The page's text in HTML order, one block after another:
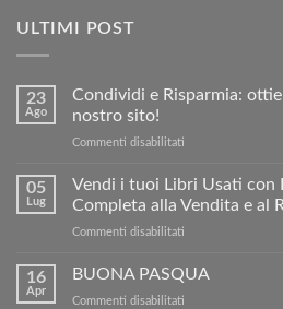
ULTIMI POST
23
Ago
Condividi e Risparmia:
nostro sito!
Commenti disabilitati
e
Risparmia:
sconto
05
Lug
Vendi i tuoi Libri Usati con
Completa alla Vendita e al
Commenti disabilitati
i
tuoi
16
Apr
BUONA PASQUA
Commenti disabilitati